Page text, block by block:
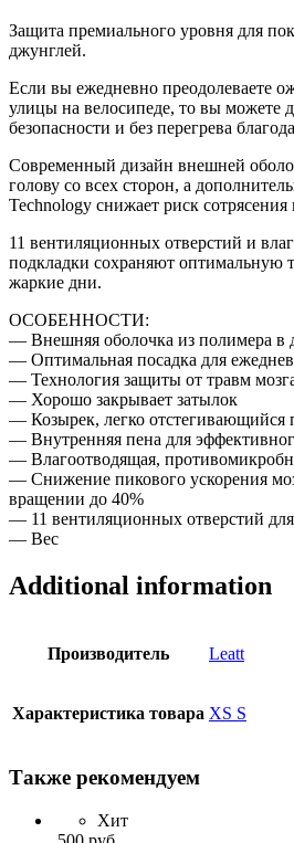
Защита премиального уровня для
джунглей.
Если вы ежедневно преодолеваете
улицы на велосипеде, то вы можете
безопасности и без перегрева
Современный дизайн внешней
голову со всех сторон, а
Technology снижает риск сотрясения
11 вентиляционных отверстий и
подкладки сохраняют оптимальную
жаркие дни.
ОСОБЕННОСТИ:
— Внешняя оболочка из полимера в
— Оптимальная посадка для
— Технология защиты от травм
— Хорошо закрывает затылок
— Козырек, легко отстегивающийся
— Внутренняя пена для
— Влагоотводящая,
— Снижение пикового ускорения
вращении до 40%
— 11 вентиляционных отверстий
— Вес
Additional information
Производитель Leatt
Характеристика товара XS S
Также рекомендуем
Хит